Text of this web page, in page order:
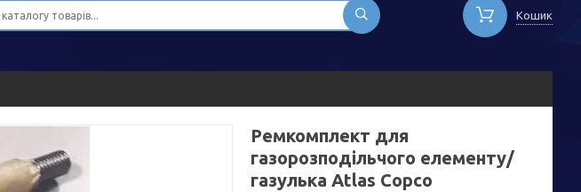
Кошик
Ремкомплект для
газорозподільчого елементу/
газулька Atlas Copco